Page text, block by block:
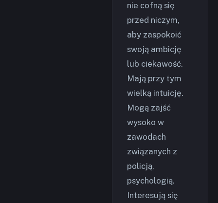
nie cofną się
przed niczym,
aby zaspokoić
swoją ambicję
lub ciekawość.
Mają przy tym
wielką intuicję.
Mogą zajść
wysoko w
zawodach
związanych z
policją,
psychologią.
Interesują się